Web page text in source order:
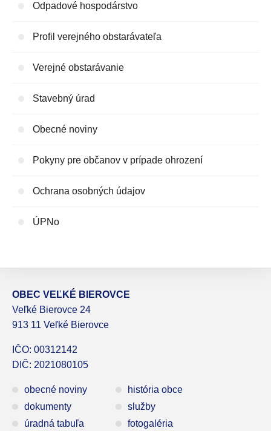
Odpadové hospodárstvo
Profil verejného obstarávateľa
Verejné obstarávanie
Stavebný úrad
Obecné noviny
Pokyny pre občanov v prípade ohrození
Ochrana osobných údajov
ÚPNo
OBEC VEĽKÉ BIEROVCE
Veľké Bierovce 24
913 11 Veľké Bierovce
IČO: 00312142
DIČ: 2021080105
obecné noviny
história obce
dokumenty
služby
úradná tabuľa
fotogaléria